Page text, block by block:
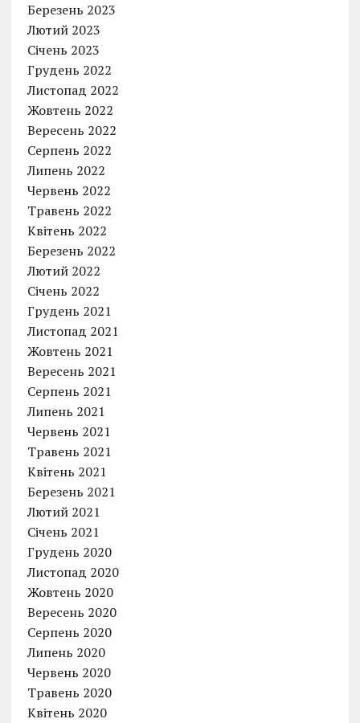
Березень 2023
Лютий 2023
Січень 2023
Грудень 2022
Листопад 2022
Жовтень 2022
Вересень 2022
Серпень 2022
Липень 2022
Червень 2022
Травень 2022
Квітень 2022
Березень 2022
Лютий 2022
Січень 2022
Грудень 2021
Листопад 2021
Жовтень 2021
Вересень 2021
Серпень 2021
Липень 2021
Червень 2021
Травень 2021
Квітень 2021
Березень 2021
Лютий 2021
Січень 2021
Грудень 2020
Листопад 2020
Жовтень 2020
Вересень 2020
Серпень 2020
Липень 2020
Червень 2020
Травень 2020
Квітень 2020